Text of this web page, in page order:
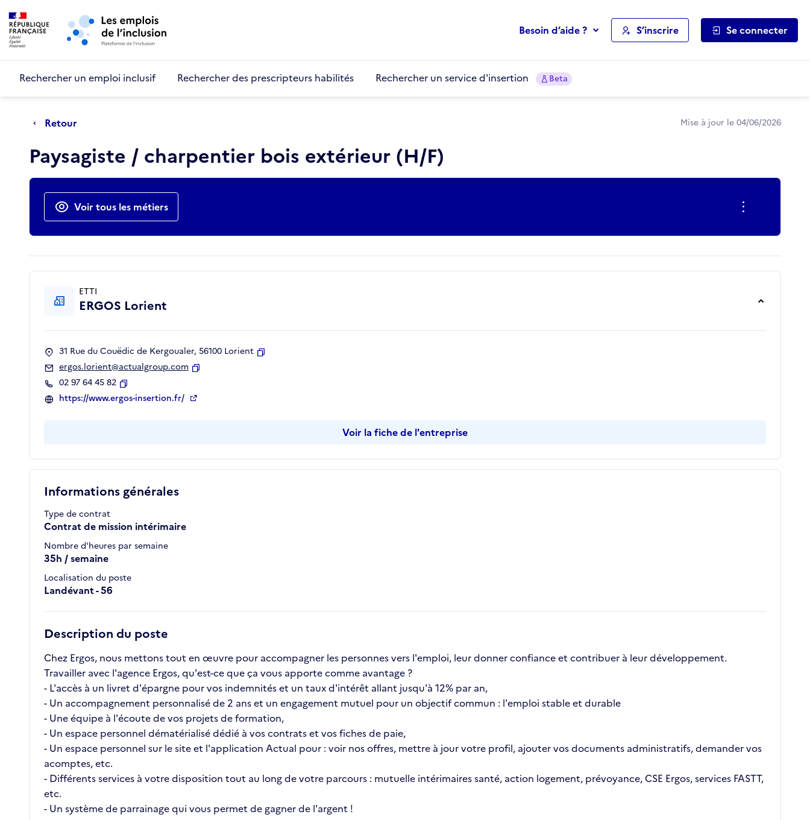
Aller au menu principal
Besoin d’aide ? S’inscrire Se connecter
Rechercher un emploi inclusif Rechercher des prescripteurs habilités Rechercher un service d'insertion Beta
Retour Mise à jour le 04/06/2026
Paysagiste / charpentier bois extérieur (H/F)
Actions rapides
Voir tous les métiers
Informations générales
Type de contrat
Contrat de mission intérimaire
Nombre d'heures par semaine
35h / semaine
Localisation du poste
Landévant - 56
Description du poste
Chez Ergos, nous mettons tout en œuvre pour accompagner les personnes vers l'emploi, leur donner confiance et contribuer à leur développement.
Travailler avec l'agence Ergos, qu'est-ce que ça vous apporte comme avantage ?
- L'accès à un livret d'épargne pour vos indemnités et un taux d'intérêt allant jusqu'à 12% par an,
- Un accompagnement personnalisé de 2 ans et un engagement mutuel pour un objectif commun : l'emploi stable et durable
- Une équipe à l'écoute de vos projets de formation,
- Un espace personnel dématérialisé dédié à vos contrats et vos fiches de paie,
- Un espace personnel sur le site et l'application Actual pour : voir nos offres, mettre à jour votre profil, ajouter vos documents administratifs, demander vos
acomptes, etc.
- Différents services à votre disposition tout au long de votre parcours : mutuelle intérimaires santé, action logement, prévoyance, CSE Ergos, services FASTT,
etc.
- Un système de parrainage qui vous permet de gagner de l'argent !
ETTI
ERGOS Lorient
31 Rue du Couëdic de Kergoualer, 56100 Lorient
ergos.lorient@actualgroup.com
02 97 64 45 82
Copier
https://www.ergos-insertion.fr/
Voir la fiche de l'entreprise